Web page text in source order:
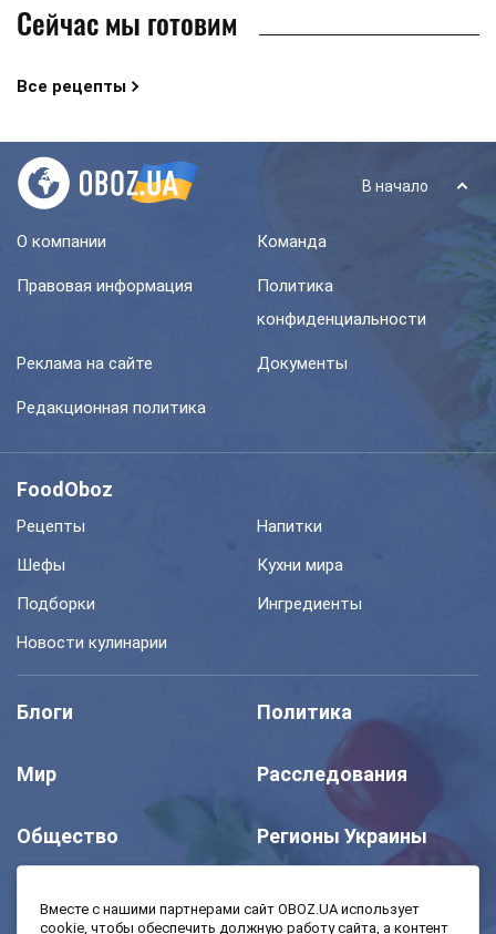
Сейчас мы готовим
Все рецепты
В начало
О компании Команда
Правовая информация
Политика
конфиденциальности
Реклама на сайте Документы
Редакционная политика
FoodOboz
Рецепты
Напитки
Шефы
Кухни мира
Подборки
Ингредиенты
Новости кулинарии
Блоги Политика
Мир Расследования
Общество Регионы Украины
Вместе с нашими партнерами сайт OBOZ.UA использует
cookie, чтобы обеспечить должную работу сайта, а контент